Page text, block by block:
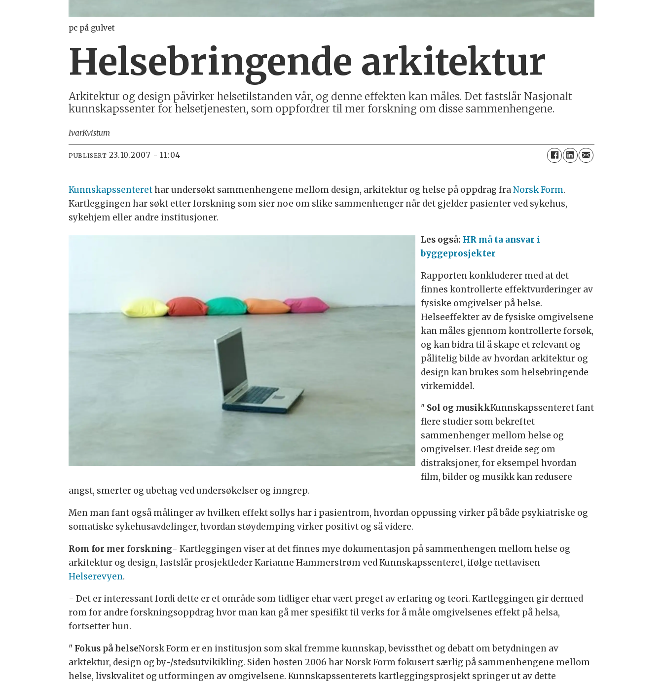
pc på gulvet
Helsebringende arkitektur
Arkitektur og design påvirker helsetilstanden vår, og denne effekten kan måles. Det fastslår Nasjonalt
kunnskapssenter for helsetjenesten, som oppfordrer til mer forskning om disse sammenhengene.
IvarKvistum
PUBLISERT 23.10.2007 - 11:04
Kunnskapssenterethar undersøkt sammenhengene mellom design, arkitektur og helse på oppdrag fraNorsk Form.
Kartleggingen har søkt etter forskning som sier noe om slike sammenhenger når det gjelder pasienter ved sykehus,
sykehjem eller andre institusjoner.
Les også: HR må ta ansvar i
byggeprosjekter
Rapporten konkluderer med at det
finnes kontrollerte effektvurderinger av
fysiske omgivelser på helse.
Helseeffekter av de fysiske omgivelsene
kan måles gjennom kontrollerte forsøk,
og kan bidra til å skape et relevant og
pålitelig bilde av hvordan arkitektur og
design kan brukes som helsebringende
virkemiddel.
" Sol og musikkKunnskapssenteret fant
flere studier som bekreftet
sammenhenger mellom helse og
omgivelser. Flest dreide seg om
distraksjoner, for eksempel hvordan
film, bilder og musikk kan redusere
angst, smerter og ubehag ved undersøkelser og inngrep.
Men man fant også målinger av hvilken effekt sollys har i pasientrom, hvordan oppussing virker på både psykiatriske og
somatiske sykehusavdelinger, hvordan støydemping virker positivt og så videre.
Rom for mer forskning- Kartleggingen viser at det finnes mye dokumentasjon på sammenhengen mellom helse og
arkitektur og design, fastslår prosjektleder Karianne Hammerstrøm ved Kunnskapssenteret, ifølge nettavisen
Helserevyen.
- Det er interessant fordi dette er et område som tidliger ehar vært preget av erfaring og teori. Kartleggingen gir dermed
rom for andre forskningsoppdrag hvor man kan gå mer spesifikt til verks for å måle omgivelsenes effekt på helsa,
fortsetter hun.
" Fokus på helseNorsk Form er en institusjon som skal fremme kunnskap, bevissthet og debatt om betydningen av
arktektur, design og by-/stedsutvikikling. Siden høsten 2006 har Norsk Form fokusert særlig på sammenhengene mellom
helse, livskvalitet og utformingen av omgivelsene. Kunnskapssenterets kartleggingsprosjekt springer ut av dette